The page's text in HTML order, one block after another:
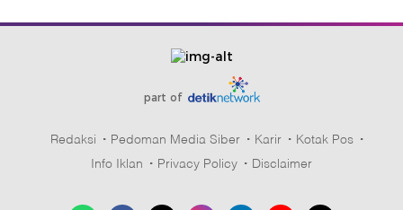
part of
Redaksi Pedoman Media Siber Karir
Kotak Pos
Info Iklan
Privacy Policy Disclaimer